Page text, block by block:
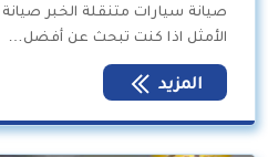
صيانة سيارات متنقلة الخبر
الأمثل اذا كنت تبحث عن أفضل…
المزيد